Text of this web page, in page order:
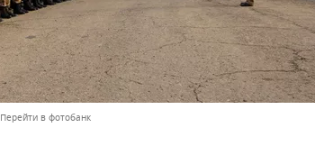
Перейти в фотобанк